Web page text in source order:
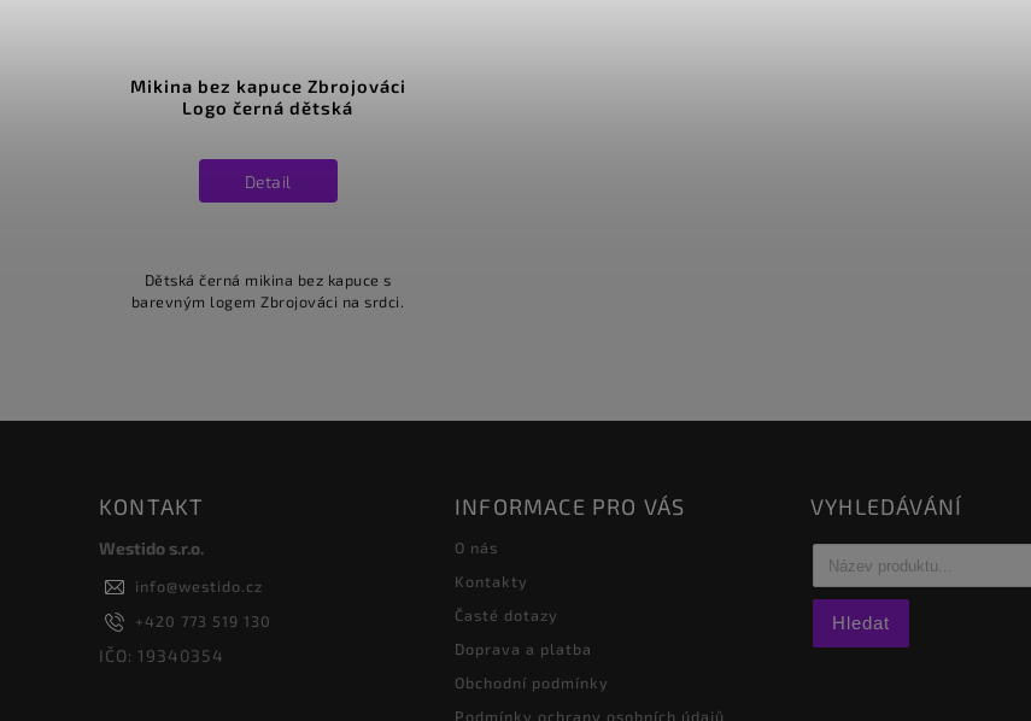
Mikina bez kapuce Zbrojováci
Logo černá dětská
Detail
Dětská černá mikina bez kapuce s
barevným logem Zbrojováci na srdci.
KONTAKT
Westido s.r.o.
info@westido.cz
+420 773 519 130
IČO: 19340354
INFORMACE PRO VÁS
O nás
Kontakty
Časté dotazy
Doprava a platba
Obchodní podmínky
Podmínky ochrany osobních údajů
VYHLEDÁVÁNÍ
Hledat